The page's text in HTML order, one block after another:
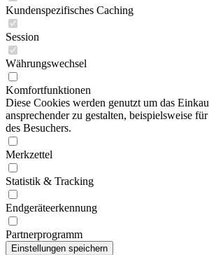
Kundenspezifisches Caching
Session
Währungswechsel
Komfortfunktionen
Diese Cookies werden genutzt um das
ansprechender zu gestalten, beispielsweise
des Besuchers.
Merkzettel
Statistik & Tracking
Endgeräteerkennung
Partnerprogramm